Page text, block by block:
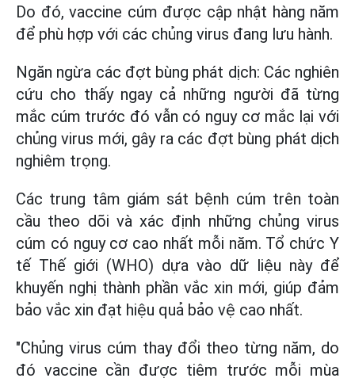
Do đó, vaccine cúm được cập nhật hàng năm
để phù hợp với các chủng virus đang lưu hành.
Ngăn ngừa các đợt bùng phát dịch: Các nghiên
cứu cho thấy ngay cả những người đã từng
mắc cúm trước đó vẫn có nguy cơ mắc lại với
chủng virus mới, gây ra các đợt bùng phát dịch
nghiêm trọng.
Các trung tâm giám sát bệnh cúm trên toàn
cầu theo dõi và xác định những chủng virus
cúm có nguy cơ cao nhất mỗi năm. Tổ chức Y
tế Thế giới (WHO) dựa vào dữ liệu này để
khuyến nghị thành phần vắc xin mới, giúp đảm
bảo vắc xin đạt hiệu quả bảo vệ cao nhất.
"Chủng virus cúm thay đổi theo từng năm, do
đó vaccine cần được tiêm trước mỗi mùa